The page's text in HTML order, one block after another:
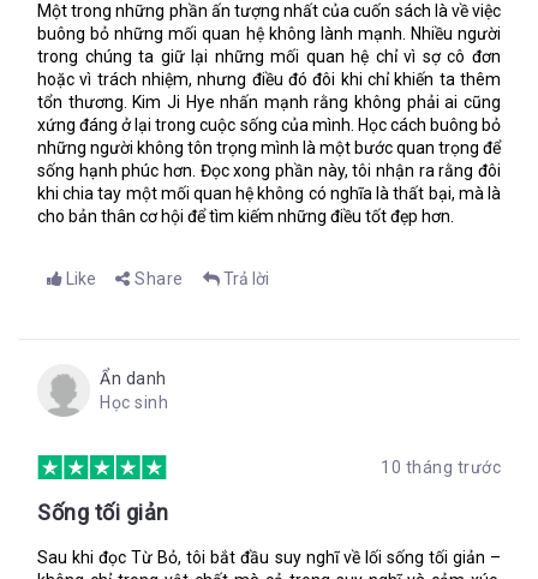
Một trong những phần ấn tượng nhất của cuốn sách là về việc
buông bỏ những mối quan hệ không lành mạnh. Nhiều người
trong chúng ta giữ lại những mối quan hệ chỉ vì sợ cô đơn
hoặc vì trách nhiệm, nhưng điều đó đôi khi chỉ khiến ta thêm
tổn thương. Kim Ji Hye nhấn mạnh rằng không phải ai cũng
xứng đáng ở lại trong cuộc sống của mình. Học cách buông bỏ
những người không tôn trọng mình là một bước quan trọng để
sống hạnh phúc hơn. Đọc xong phần này, tôi nhận ra rằng đôi
khi chia tay một mối quan hệ không có nghĩa là thất bại, mà là
cho bản thân cơ hội để tìm kiếm những điều tốt đẹp hơn.
Like Share Trả lời
Ẩn danh
Học sinh
10 tháng trước
Sống tối giản
Sau khi đọc Từ Bỏ, tôi bắt đầu suy nghĩ về lối sống tối giản –